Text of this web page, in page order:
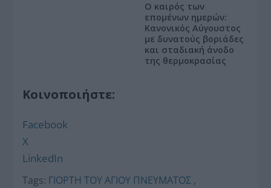
Ο καιρός των
επομένων ημερών:
Κανονικός Αύγουστος
με δυνατούς βοριάδες
και σταδιακή άνοδο
της θερμοκρασίας
Κοινοποιήστε:
Facebook
X
LinkedIn
Tags: ΓΙΟΡΤΗ ΤΟΥ ΑΓΙΟΥ ΠΝΕΥΜΑΤΟΣ ,